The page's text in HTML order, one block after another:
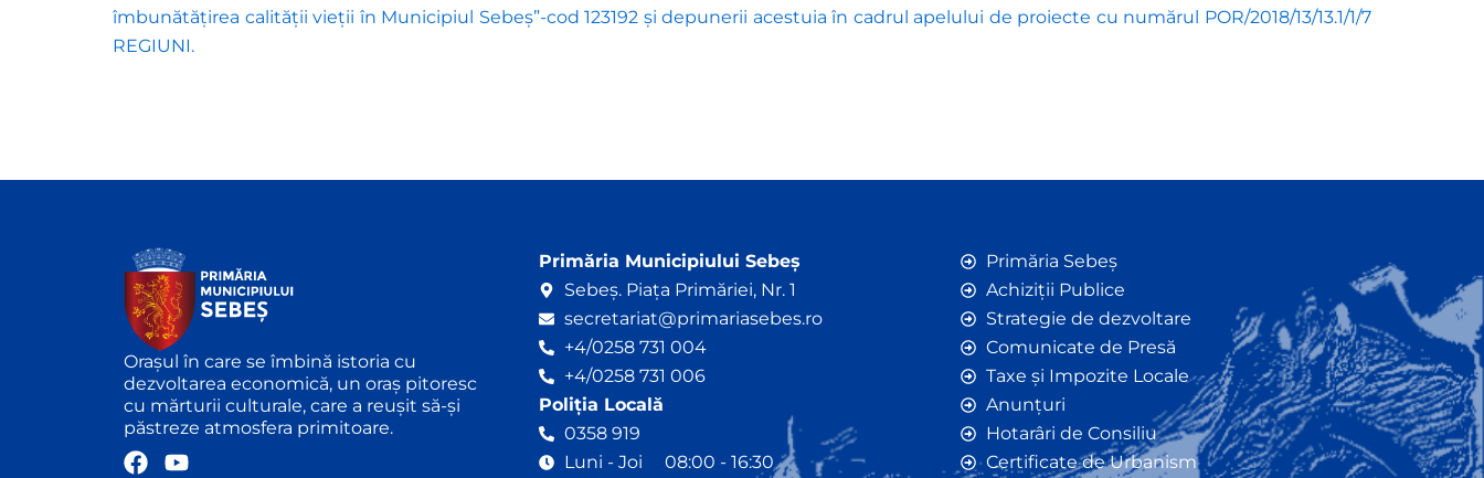
îmbunătățirea calității vieții în Municipiul Sebeș”-cod 123192 și depunerii acestuia în cadrul apelului de proiecte cu numărul POR/2018/13/13.1/1/7
REGIUNI.
Orașul în care se îmbină istoria cu
dezvoltarea economică, un oraș pitoresc
cu mărturii culturale, care a reușit să-și
păstreze atmosfera primitoare.
F
Y
Primăria Municipiului Sebeș
Sebeș. Piața Primăriei, Nr. 1
secretariat@primariasebes.ro
+4/0258 731 004
+4/0258 731 006
Poliția Locală
0358 919
Luni - Joi 08:00 - 16:30
Primăria Sebeș
Achiziții Publice
Strategie de dezvoltare
Comunicate de Presă
Taxe și Impozite Locale
Anunțuri
Hotarâri de Consiliu
Certificate de Urbanism